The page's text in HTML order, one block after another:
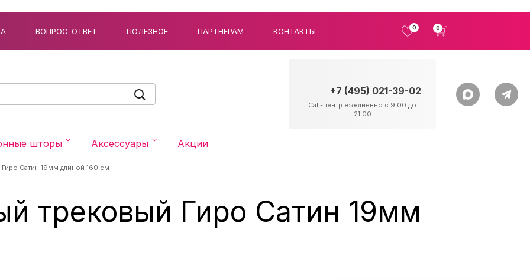
ВОПРОС-ОТВЕТ ПОЛЕЗНОЕ ПАРТНЕРАМ КОНТАКТЫ 0 0
+7 (495) 021-39-02
Call-центр ежедневно с 9:00 до
21:00
шторы Аксессуары Акции
Сатин 19мм длиной 160 см
трековый Гиро Сатин 19мм